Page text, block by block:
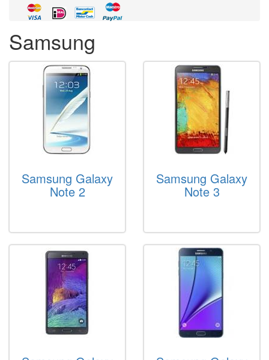
Samsung
Samsung Galaxy
Note 2
Samsung Galaxy
Note 3